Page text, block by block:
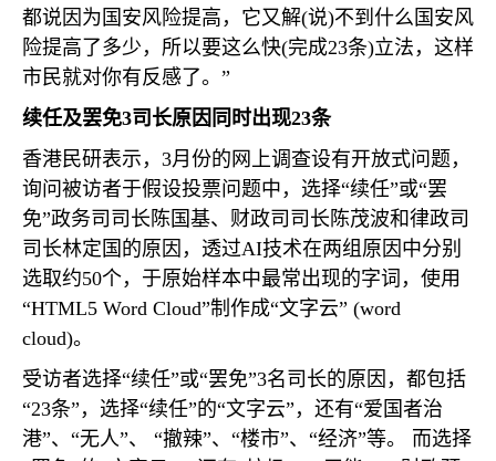
都说因为国安风险提高，它又解(说)不到什么国安风
险提高了多少，所以要这么快(完成23条)立法，这样
市民就对你有反感了。”
续任及罢免3司长原因同时出现23条
香港民研表示， 3月份的网上调查设有开放式问题，
询问被访者于假设投票问题中，选择“续任”或“罢
免”政务司司长陈国基、财政司司长陈茂波和律政司
司长林定国的原因，透过AI技术在两组原因中分别
选取约50个，于原始样本中最常出现的字词，使用
“HTML5 Word Cloud”制作成“文字云” (word
cloud)。
受访者选择“续任”或“罢免”3名司长的原因，都包括
“23条”，选择“续任”的“文字云”，还有“爱国者治
港”、“无人”、 “撤辣”、“楼市”、“经济”等。 而选择